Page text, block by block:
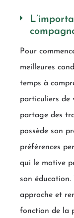
Pour
meilleures
temps à
particuliers de
partage des
possède son
préférences
qui le motive
son
approche et
fonction de la